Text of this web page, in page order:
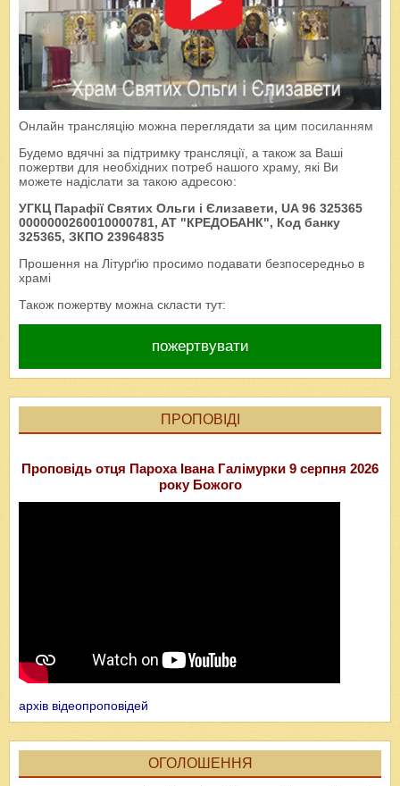
Онлайн трансляцію можна переглядати за цим посиланням
Будемо вдячні за підтримку трансляції, а також за Ваші
пожертви для необхідних потреб нашого храму, які Ви
можете надіслати за такою адресою:
УГКЦ Парафії Святих Ольги і Єлизавети, UA 96 325365
0000000260010000781, AT "КРЕДОБАНК", Код банку
325365, ЗКПО 23964835
Прошення на Літурґію просимо подавати безпосередньо в
храмі
Також пожертву можна скласти тут:
пожертвувати
ПРОПОВІДІ
Проповідь отця Пароха Івана Галімурки 9 серпня 2026
року Божого
архів відеопроповідей
ОГОЛОШЕННЯ